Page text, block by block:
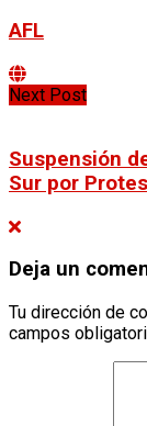
AFL
Next Post
Suspensión
Sur por
Deja un
Tu dirección de
campos